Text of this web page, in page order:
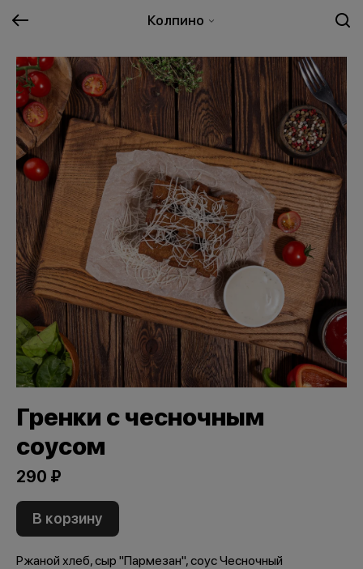
Колпино
Гренки с чесночным
соусом
290 ₽
В корзину
Ржаной хлеб, сыр "Пармезан", соус Чесночный